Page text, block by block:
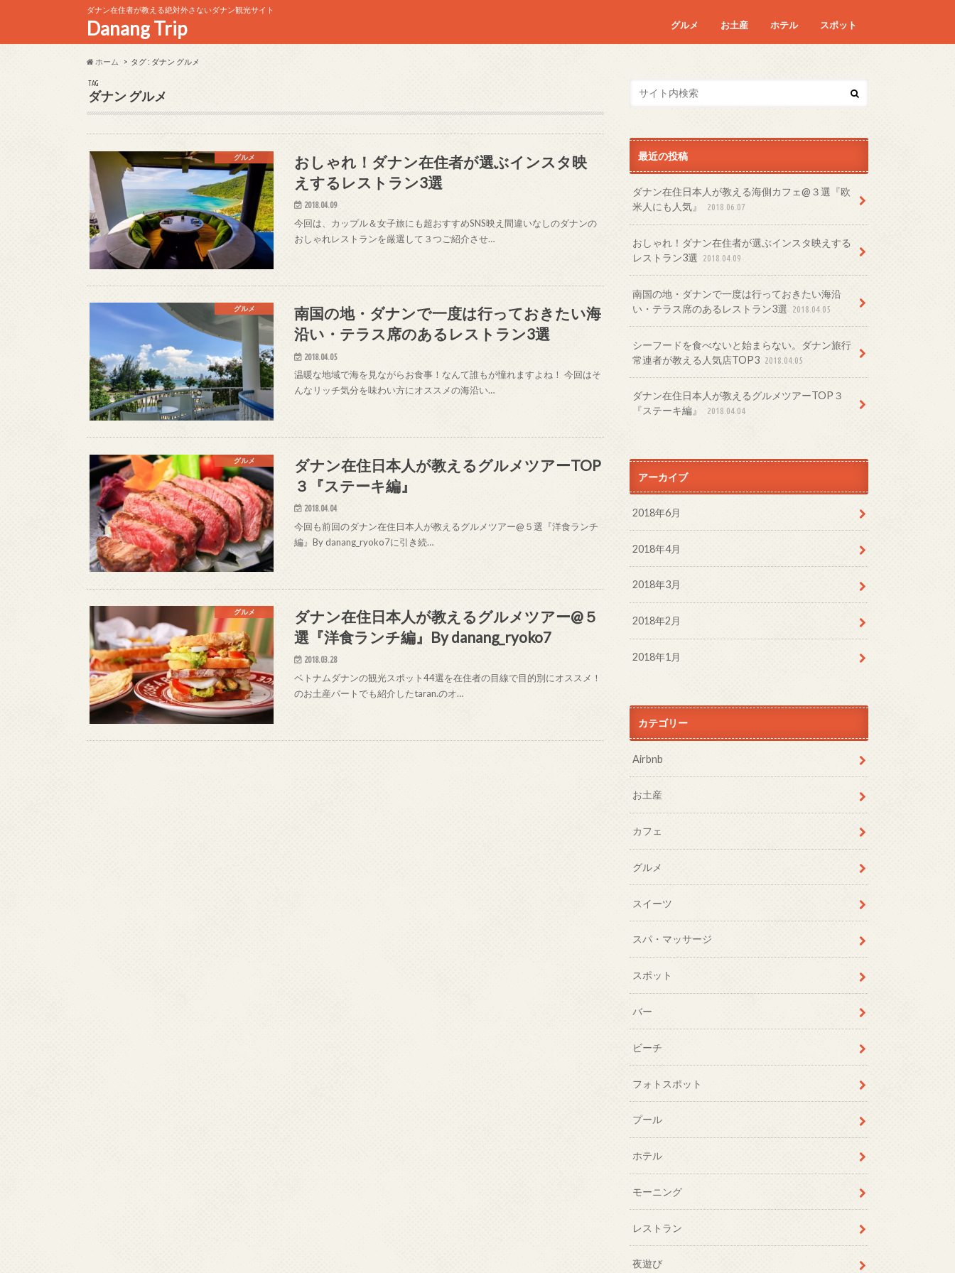
ダナン在住者が教える絶対外さないダナン観光サイト
Danang Trip グルメ お土産 ホテル スポット
ホーム タグ : ダナン グルメ
TAG
ダナン グルメ
グルメ
おしゃれ！ダナン在住者が選ぶインスタ映
えするレストラン3選
2018.04.09
今回は、カップル＆女子旅にも超おすすめSNS映え間違いなしのダナンの
おしゃれレストランを厳選して３つご紹介させ…
グルメ
南国の地・ダナンで一度は行っておきたい海
沿い・テラス席のあるレストラン3選
2018.04.05
温暖な地域で海を見ながらお食事！なんて誰もが憧れますよね！ 今回はそ
んなリッチ気分を味わい方にオススメの海沿い…
グルメ
ダナン在住日本人が教えるグルメツアーTOP
３『ステーキ編』
2018.04.04
今回も前回のダナン在住日本人が教えるグルメツアー@５選『洋食ランチ
編』By danang_ryoko7に引き続…
グルメ
ダナン在住日本人が教えるグルメツアー@５
選『洋食ランチ編』By danang_ryoko7
2018.03.28
ベトナムダナンの観光スポット44選を在住者の目線で目的別にオススメ！
のお土産パートでも紹介したtaran.のオ…
最近の投稿
ダナン在住日本人が教える海側カフェ@３選『欧
米人にも人気』
2018.06.07
おしゃれ！ダナン在住者が選ぶインスタ映えする
レストラン3選
2018.04.09
南国の地・ダナンで一度は行っておきたい海沿
い・テラス席のあるレストラン3選
2018.04.05
シーフードを食べないと始まらない。ダナン旅行
常連者が教える人気店TOP3 2018.04.05
ダナン在住日本人が教えるグルメツアーTOP３
『ステーキ編』
2018.04.04
アーカイブ
2018年6月
2018年4月
2018年3月
2018年2月
2018年1月
カテゴリー
Airbnb
お土産
カフェ
グルメ
スイーツ
スパ・マッサージ
スポット
バー
ビーチ
フォトスポット
プール
ホテル
モーニング
レストラン
夜遊び